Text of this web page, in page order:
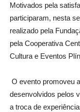
Motivados pela
participaram, nesta
realizado pela
pela Cooperativa
Cultura e Eventos
O evento promoveu
desenvolvidos pelos
a troca de